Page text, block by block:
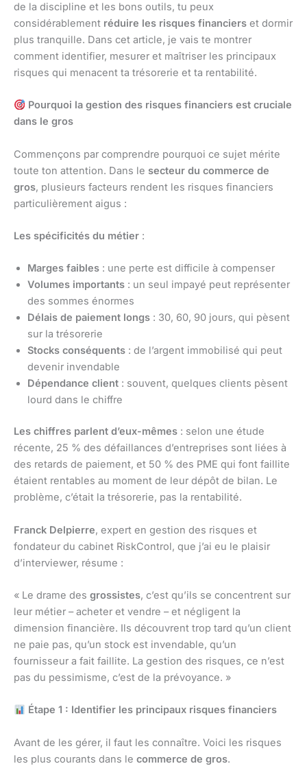
de la discipline et les bons outils, tu peux
considérablement réduire les risques financiers et dormir
plus tranquille. Dans cet article, je vais te montrer
comment identifier, mesurer et maîtriser les principaux
risques qui menacent ta trésorerie et ta rentabilité.
Pourquoi la gestion des risques financiers est cruciale
dans le gros
Commençons par comprendre pourquoi ce sujet mérite
toute ton attention. Dans le secteur du commerce de
gros, plusieurs facteurs rendent les risques financiers
particulièrement aigus :
Les spécificités du métier :
Marges faibles : une perte est difficile à compenser
Volumes importants : un seul impayé peut représenter
des sommes énormes
Délais de paiement longs : 30, 60, 90 jours, qui pèsent
sur la trésorerie
Stocks conséquents : de l’argent immobilisé qui peut
devenir invendable
Dépendance client : souvent, quelques clients pèsent
lourd dans le chiffre
Les chiffres parlent d’eux-mêmes : selon une étude
récente, 25 % des défaillances d’entreprises sont liées à
des retards de paiement, et 50 % des PME qui font faillite
étaient rentables au moment de leur dépôt de bilan. Le
problème, c’était la trésorerie, pas la rentabilité.
Franck Delpierre, expert en gestion des risques et
fondateur du cabinet RiskControl, que j’ai eu le plaisir
d’interviewer, résume :
« Le drame des grossistes, c’est qu’ils se concentrent sur
leur métier – acheter et vendre – et négligent la
dimension financière. Ils découvrent trop tard qu’un client
ne paie pas, qu’un stock est invendable, qu’un
fournisseur a fait faillite. La gestion des risques, ce n’est
pas du pessimisme, c’est de la prévoyance. »
Étape 1 : Identifier les principaux risques financiers
Avant de les gérer, il faut les connaître. Voici les risques
les plus courants dans le commerce de gros.